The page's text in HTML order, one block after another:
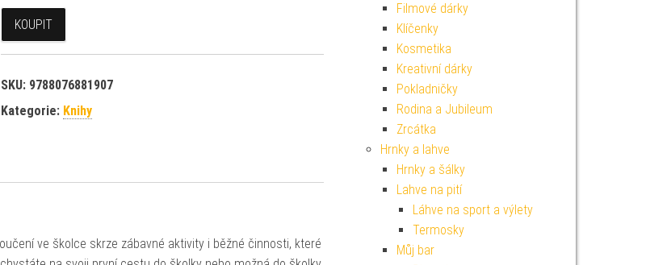
KOUPIT
SKU: 9788076881907
Kategorie: Knihy
ve školce skrze zábavné aktivity i běžné činnosti, které
Filmové dárky
Klíčenky
Kosmetika
Kreativní dárky
Pokladničky
Rodina a Jubileum
Zrcátka
Hrnky a lahve
Hrnky a šálky
Lahve na pití
Láhve na sport a výlety
Termosky
Můj bar